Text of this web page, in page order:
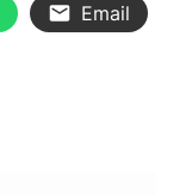
Email